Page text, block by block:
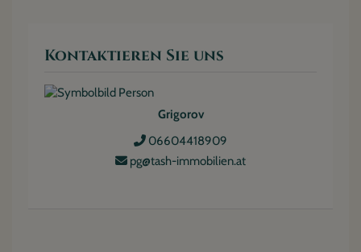
Kontaktieren Sie uns
Grigorov
06604418909
pg@tash-immobilien.at